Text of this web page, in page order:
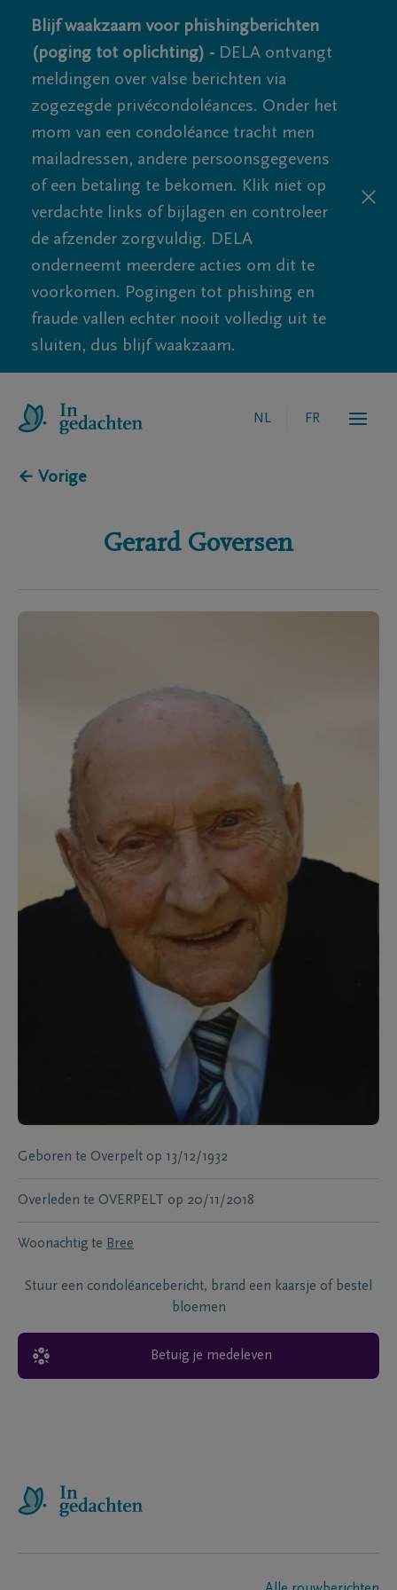
Blijf waakzaam voor phishingberichten
(poging tot oplichting) - DELA ontvangt
meldingen over valse berichten via
zogezegde privécondoléances. Onder het
mom van een condoléance tracht men
mailadressen, andere persoonsgegevens
of een betaling te bekomen. Klik niet op
verdachte links of bijlagen en controleer
de afzender zorgvuldig. DELA
onderneemt meerdere acties om dit te
voorkomen. Pogingen tot phishing en
fraude vallen echter nooit volledig uit te
sluiten, dus blijf waakzaam.
NL FR
← Vorige
Gerard Goversen
Geboren te Overpelt op 13/12/1932
Overleden te OVERPELT op 20/11/2018
Woonachtig te Bree
Stuur een condoléancebericht, brand een kaarsje of bestel
bloemen
Betuig je medeleven